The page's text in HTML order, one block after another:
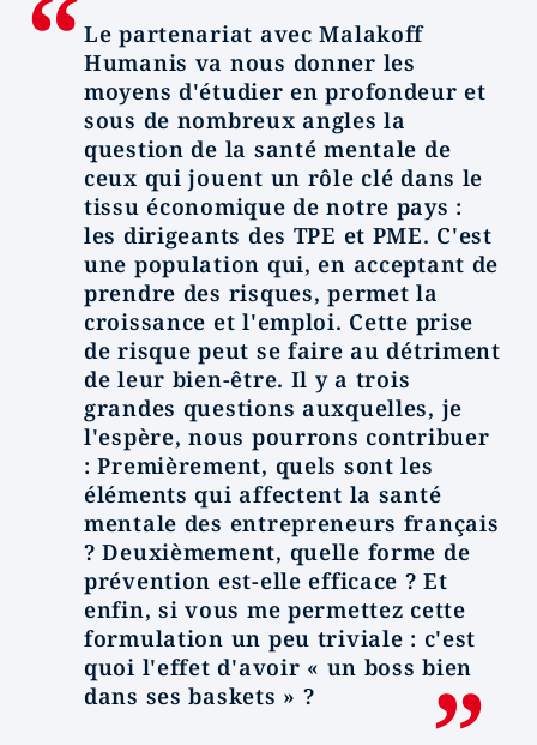
Le partenariat avec Malakoff
Humanis va nous donner les
moyens d'étudier en profondeur et
sous de nombreux angles la
question de la santé mentale de
ceux qui jouent un rôle clé dans le
tissu économique de notre pays :
les dirigeants des TPE et PME. C'est
une population qui, en acceptant de
prendre des risques, permet la
croissance et l'emploi. Cette prise
de risque peut se faire au détriment
de leur bien-être. Il y a trois
grandes questions auxquelles, je
l'espère, nous pourrons contribuer
: Premièrement, quels sont les
éléments qui affectent la santé
mentale des entrepreneurs français
? Deuxièmement, quelle forme de
prévention est-elle efficace ? Et
enfin, si vous me permettez cette
formulation un peu triviale : c'est
quoi l'effet d'avoir « un boss bien
dans ses baskets » ?